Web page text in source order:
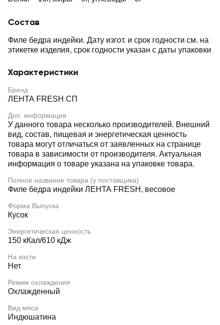
Состав
Филе бедра индейки. Дату изгот. и срок годности см. на
этикетке изделия, срок годности указан с даты упаковки
Характеристики
Бренд
ЛЕНТА FRESH СП
Доп. информация
У данного товара несколько производителей. Внешний
вид, состав, пищевая и энергетическая ценность
товара могут отличаться от заявленных на странице
товара в зависимости от производителя. Актуальная
информация о товаре указана на упаковке товара.
Полное название товара (у поставщика)
Филе бедра индейки ЛЕНТА FRESH, весовое
Форма Выпуска
Кусок
Энергетическая ценность
150 кКал/610 кДж
На кости
Нет
Режим охлаждения
Охлажденный
Вид мяса
Индюшатина